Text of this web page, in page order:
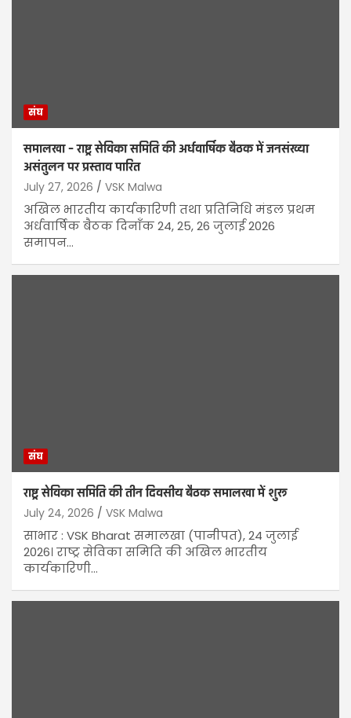
संघ
समालखा – राष्ट्र सेविका समिति की अर्धवार्षिक बैठक में जनसंख्या
असंतुलन पर प्रस्ताव पारित
July 27, 2026 VSK Malwa
अखिल भारतीय कार्यकारिणी तथा प्रतिनिधि मंडल प्रथम
अर्धवार्षिक बैठक दिनाँक 24, 25, 26 जुलाई 2026
समापन…
संघ
राष्ट्र सेविका समिति की तीन दिवसीय बैठक समालखा में शुरू
July 24, 2026 VSK Malwa
साभार : VSK Bharat समालखा (पानीपत), 24 जुलाई
2026। राष्ट्र सेविका समिति की अखिल भारतीय
कार्यकारिणी…